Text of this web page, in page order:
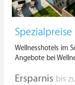
Wellnesshotels im
Angebote bei
Ersparnis bis